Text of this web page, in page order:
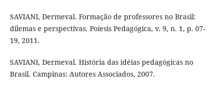
SAVIANI, Dermeval. Formação de professores no Brasil:
dilemas e perspectivas. Poíesis Pedagógica, v. 9, n. 1, p. 07-
19, 2011.
SAVIANI, Dermeval. História das idéias pedagógicas no
Brasil. Campinas: Autores Associados, 2007.